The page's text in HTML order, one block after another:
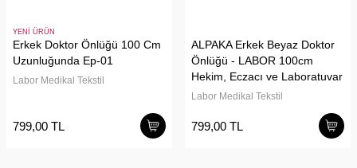
YENİ ÜRÜN
Erkek Doktor Önlüğü 100 Cm
Uzunluğunda Ep-01
Labor Medikal Tekstil
799,00 TL
ALPAKA Erkek Beyaz Doktor
Önlüğü - LABOR 100cm
Hekim, Eczacı ve Laboratuvar
(EP-01)
Labor Medikal Tekstil
799,00 TL